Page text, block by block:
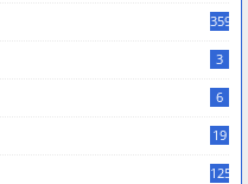
359
3
6
19
125